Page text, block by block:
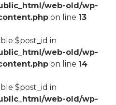
web-old/wp-
on line 13
$post_id in
web-old/wp-
on line 14
$post_id in
web-old/wp-